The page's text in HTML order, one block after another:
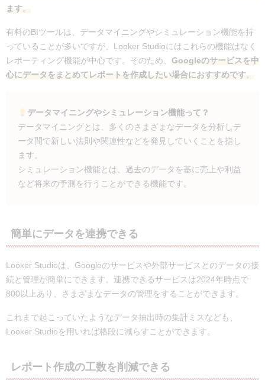
ます。
有料のBIツールは、データマイニングやシミュレーション機能を持
っていることが多いですが、Looker Studioにはこれらの機能はなく
レポーティング機能が中心です。そのため、 Googleのサービスを中
心にデータをまとめてレポートを作成したい場合におすすめです。
データマイニングやシミュレーション機能って？
データマイニングとは、多くのさまざまなデータを分析しデ
ータ間で新しい法則や関連性などを発見していくことを指し
ます。
シミュレーション機能とは、過去のデータを基に売上や利益
など将来の予測を行うことができる機能です。
簡単にデータを連携できる
Looker Studioは、Googleのサービスや外部サービスとのデータの接
続と管理が簡単にできます。連携できるサービスは2024年時点で
800以上あり、さまざまなデータの管理をすることができます。
これまで起こっていたようなデータ抽出時の集計ミスなども、
Looker Studioを用いれば格段に減らすことができます。
レポート作成の工数を削減できる